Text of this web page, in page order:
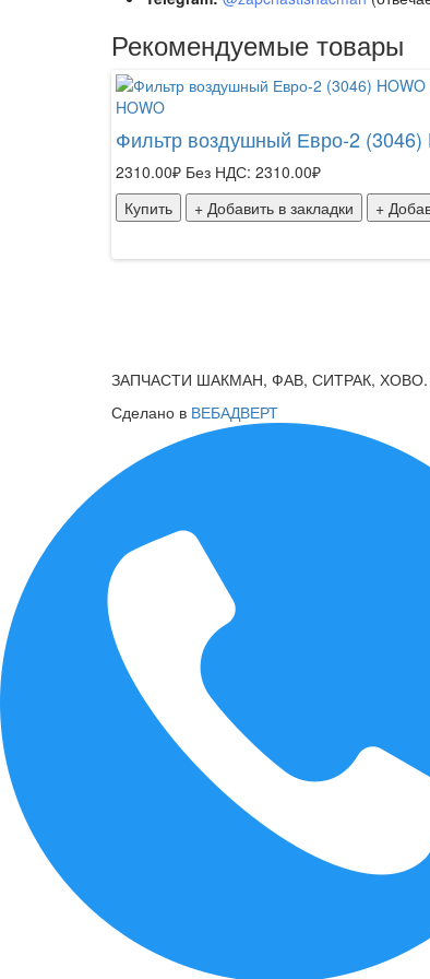
Рекомендуемые товары
HOWO
Фильтр воздушный Евро-2
2310.00₽ Без НДС: 2310.00₽
Купить
+ Добавить в закладки +
ЗАПЧАСТИ ШАКМАН, ФАВ, СИТРАК,
Сделано в ВЕБАДВЕРТ